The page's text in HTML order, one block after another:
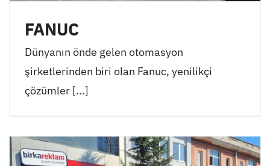
FANUC
Dünyanın önde gelen otomasyon
şirketlerinden biri olan Fanuc, yenilikçi
çözümler [...]